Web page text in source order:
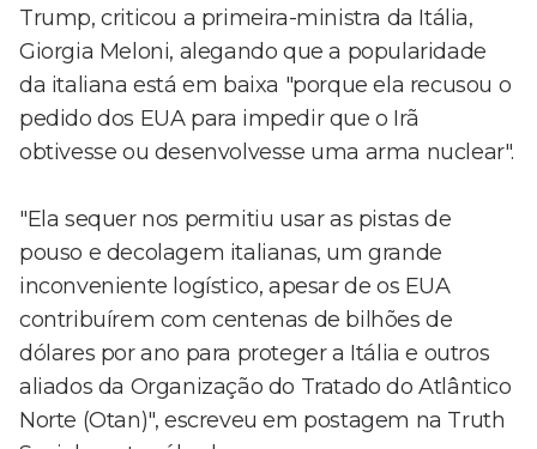
Trump, criticou a primeira-ministra da Itália,
Giorgia Meloni, alegando que a popularidade
da italiana está em baixa "porque ela recusou o
pedido dos EUA para impedir que o Irã
obtivesse ou desenvolvesse uma arma nuclear".
"Ela sequer nos permitiu usar as pistas de
pouso e decolagem italianas, um grande
inconveniente logístico, apesar de os EUA
contribuírem com centenas de bilhões de
dólares por ano para proteger a Itália e outros
aliados da Organização do Tratado do Atlântico
Norte (Otan)", escreveu em postagem na Truth